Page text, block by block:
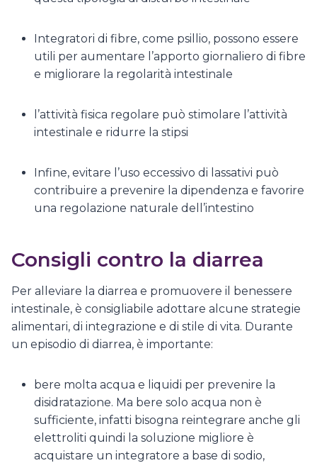
Integratori di fibre, come psillio, possono essere
utili per aumentare l’apporto giornaliero di fibre
e migliorare la regolarità intestinale
l’attività fisica regolare può stimolare l’attività
intestinale e ridurre la stipsi
Infine, evitare l’uso eccessivo di lassativi può
contribuire a prevenire la dipendenza e favorire
una regolazione naturale dell’intestino
Consigli contro la diarrea
Per alleviare la diarrea e promuovere il benessere
intestinale, è consigliabile adottare alcune strategie
alimentari, di integrazione e di stile di vita. Durante
un episodio di diarrea, è importante:
bere molta acqua e liquidi per prevenire la
disidratazione. Ma bere solo acqua non è
sufficiente, infatti bisogna reintegrare anche gli
elettroliti quindi la soluzione migliore è
acquistare un integratore a base di sodio,